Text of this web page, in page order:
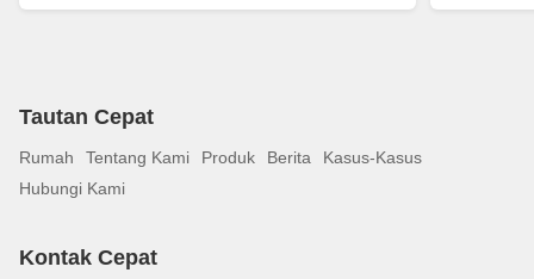
Tautan Cepat
Rumah Tentang Kami Produk Berita
Kasus-Kasus
Hubungi Kami
Kontak Cepat